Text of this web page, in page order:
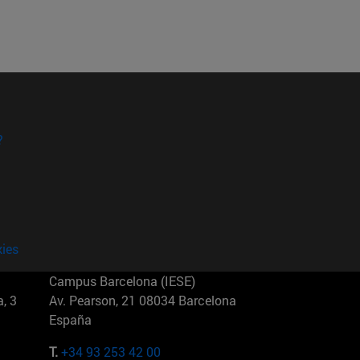
3
Campus Barcelona (IESE)
Av. Pearson, 21 08034 Barcelona
España
T.+34 93 253 42 00